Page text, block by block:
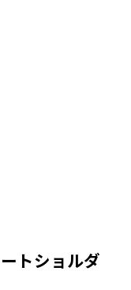
トショルダ